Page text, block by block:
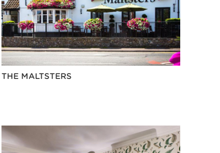
THE MALTSTERS